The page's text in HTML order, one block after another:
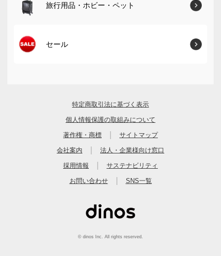
旅行用品・ホビー・ペット
セール
特定商取引法に基づく表示
個人情報保護の取組みについて
著作権・商標 サイトマップ
会社案内 法人・企業様向け窓口
採用情報 サステナビリティ
お問い合わせ SNS一覧
© dinos Inc. All rights reserved.